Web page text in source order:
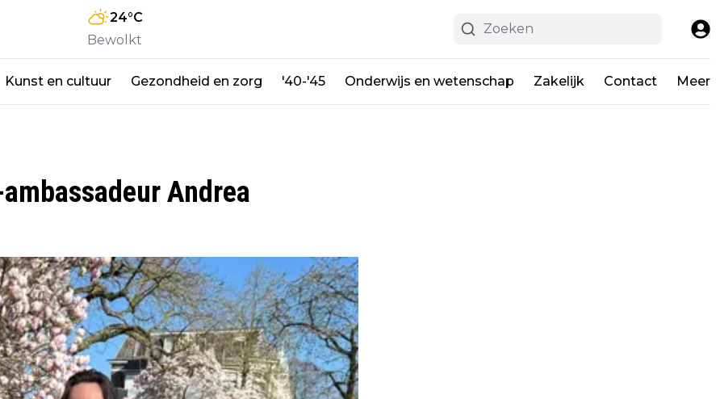
24°C
Bewolkt
Kunst en cultuur Gezondheid en zorg '40-'45 Onderwijs en wetenschap Zakelijk Contact Meer
Andrea